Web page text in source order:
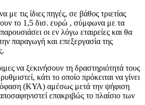
τις ίδιες πηγές, σε βάθος τριετίας
το 1,5 δισ. ευρώ , σύμφωνα με τα
οι εν λόγω εταιρείες και θα
παραγωγή και επεξεργασία της
να ξεκινήσουν τη δραστηριότητά τους
κάτι το οποίο πρόκειται να γίνει
(ΚΥΑ) αμέσως μετά την ψήφιση
επακριβώς το πλαίσιο των